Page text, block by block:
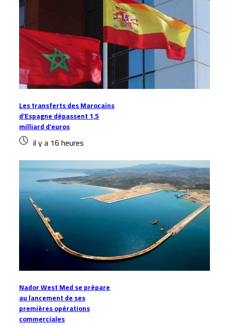
Les transferts des Marocains
d’Espagne dépassent 1,5
milliard d’euros
il y a 16 heures
Nador West Med se prépare
au lancement de ses
premières opérations
commerciales